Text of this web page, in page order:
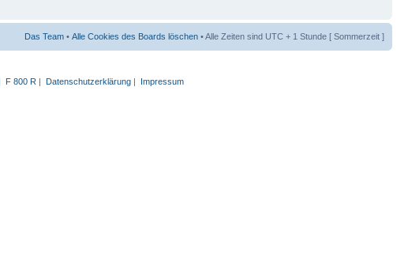
Das Team • Alle Cookies des Boards löschen • Alle Zeiten sind UTC + 1 Stunde [ Sommerzeit ]
F 800 R | Datenschutzerklärung| Impressum